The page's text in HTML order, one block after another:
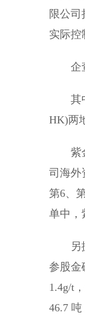
限公
实际控
企
其
HK)两
紫
司海外
第6、
单中，
另
参股金
1.4g/t
46.7 吨